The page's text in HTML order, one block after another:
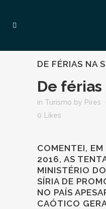
DE FÉRIAS NA
De férias
in Turismo by Pires
0
Likes
COMENTEI,
2016, AS
MINISTÉRIO
SÍRIA DE
NO PAÍS
CAÓTICO